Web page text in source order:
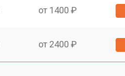
от 1400 ₽
от 2400 ₽